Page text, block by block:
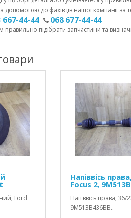
допомогою до фахівців нашої компанії за
667-44-44 068 677-44-44
правильно підібрати запчастини та
Ford
Напіввісь
Focus 2,
Напіввісь права, 36/
9M513B436BB..